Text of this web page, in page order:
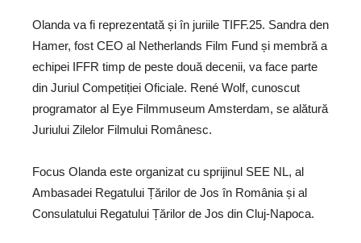
Olanda va fi reprezentată și în juriile TIFF.25. Sandra den
Hamer, fost CEO al Netherlands Film Fund și membră a
echipei IFFR timp de peste două decenii, va face parte
din Juriul Competiției Oficiale. René Wolf, cunoscut
programator al Eye Filmmuseum Amsterdam, se alătură
Juriului Zilelor Filmului Românesc.
Focus Olanda este organizat cu sprijinul SEE NL, al
Ambasadei Regatului Țărilor de Jos în România și al
Consulatului Regatului Țărilor de Jos din Cluj-Napoca.